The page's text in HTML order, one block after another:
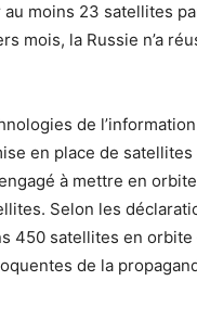
moins 23 satellites
mois, la Russie n’a
de
en place de
à mettre en
Selon les
450 satellites en
de la